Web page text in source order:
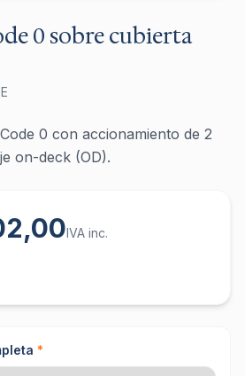
0 sobre cubierta
0 con accionamiento de 2
on-deck (OD).
IVA inc.
*